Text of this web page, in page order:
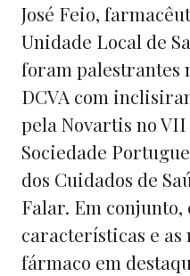
José Feio,
Unidade Local de
foram palestrantes
DCVA com
pela Novartis no
Sociedade
dos Cuidados de
Falar. Em
características e as
fármaco em